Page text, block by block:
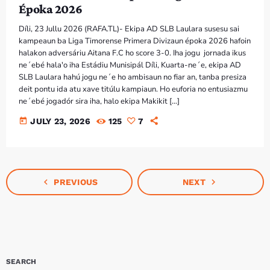
Époka 2026
Díli, 23 Jullu 2026 (RAFA.TL)- Ekipa AD SLB Laulara susesu sai
kampeaun ba Liga Timorense Primera Divizaun époka 2026 hafoin
halakon adversáriu Aitana F.C ho score 3-0. Iha jogu jornada ikus
ne´ebé hala'o iha Estádiu Munisipál Díli, Kuarta-ne´e, ekipa AD
SLB Laulara hahú jogu ne´e ho ambisaun no fiar an, tanba presiza
deit pontu ida atu xave titúlu kampiaun. Ho euforia no entusiazmu
ne´ebé jogadór sira iha, halo ekipa Makikit […]
today JULY 23, 2026 125 7
navigate_before PREVIOUS NEXT navigate_next
SEARCH